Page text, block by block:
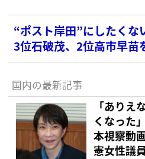
“ポスト岸田”にしたく
3位石破茂、2位高市早苗
は？
国内の最新記事
「ありえ
くなった
本視察動
憲女性議